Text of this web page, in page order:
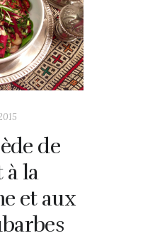
de
à la
et aux